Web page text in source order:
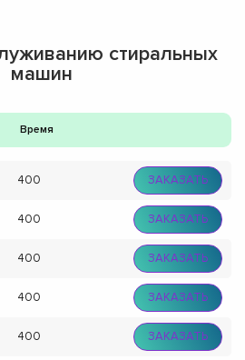
стиральных
машин
Время
400 ЗАКАЗАТЬ
400 ЗАКАЗАТЬ
400 ЗАКАЗАТЬ
400 ЗАКАЗАТЬ
400 ЗАКАЗАТЬ